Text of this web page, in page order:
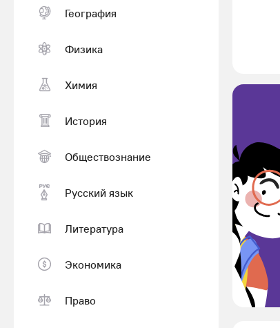
География
Физика
Химия
История
Обществознание
Русский язык
Литература
Экономика
Право